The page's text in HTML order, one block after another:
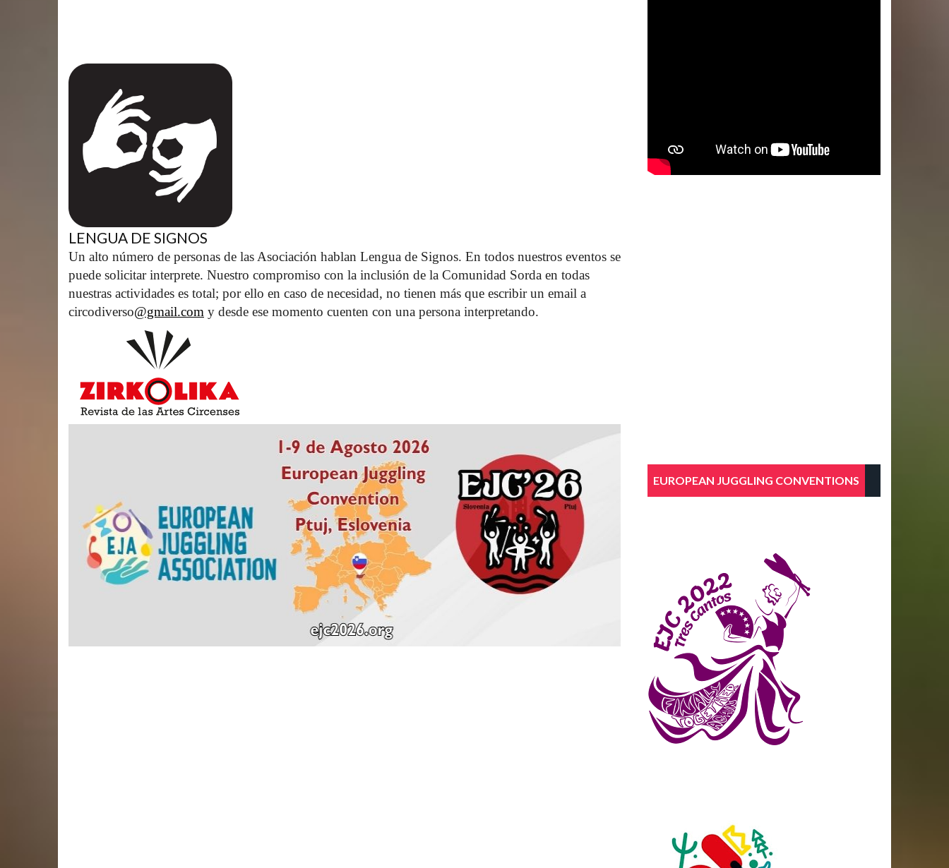
LENGUA DE SIGNOS
Un alto número de personas de las Asociación hablan Lengua de Signos. En todos nuestros eventos se
puede solicitar interprete. Nuestro compromiso con la inclusión de la Comunidad Sorda en todas
nuestras actividades es total; por ello en caso de necesidad, no tienen más que escribir un email a
circodiverso@gmail.com y desde ese momento cuenten con una persona interpretando.
EUROPEAN JUGGLING CONVENTIONS